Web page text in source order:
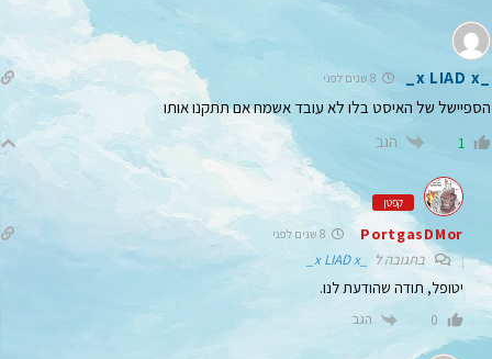
8 שנים לפני
הספיישל של האיסט בלו לא עובד אשמח אם תתקנו אותו
1 הגב
קפטן
PortgasDMor
בתגובה ל _x LIAD x_
יטופל, תודה שהודעת לנו.
0 הגב